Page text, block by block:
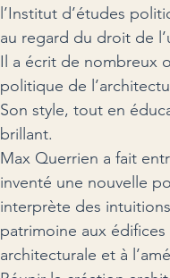
l’Institut d’études
au regard du droit de
Il a écrit de nombreux
politique de
Son style, tout en
brillant.
Max Querrien a fait
inventé une nouvelle
interprète des
patrimoine aux
architecturale et à